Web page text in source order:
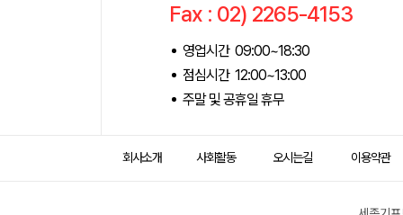
Fax : 02) 2265-4153
영업시간 09:00~18:30
점심시간 12:00~13:00
주말 및 공휴일 휴무
회사소개 사회활동 오시는길 이용약관